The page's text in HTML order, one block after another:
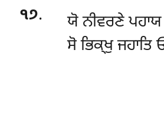
੧੭. ਯੋਨੀਵਰਣੇ
ਸੋ ਭਿਕ੍ਖੁ ਜਹਾਤਿ